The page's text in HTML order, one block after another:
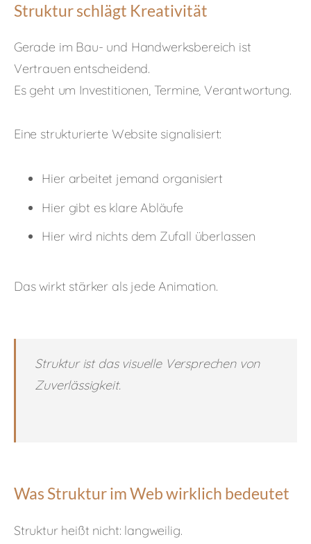
Struktur schlägt Kreativität
Gerade im Bau- und Handwerksbereich ist
Vertrauen entscheidend.
Es geht um Investitionen, Termine, Verantwortung.
Eine strukturierte Website signalisiert:
Hier arbeitet jemand organisiert
Hier gibt es klare Abläufe
Hier wird nichts dem Zufall überlassen
Das wirkt stärker als jede Animation.
Struktur ist das visuelle Versprechen von
Zuverlässigkeit.
Was Struktur im Web wirklich bedeutet
Struktur heißt nicht: langweilig.